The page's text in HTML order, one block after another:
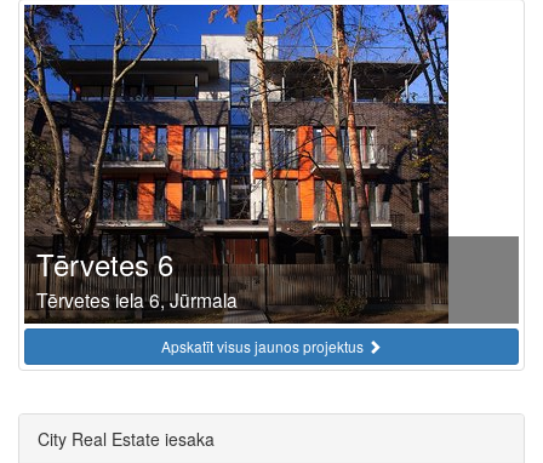
Tērvetes 6
Tērvetes iela 6, Jūrmala
Apskatīt visus jaunos projektus
City Real Estate iesaka